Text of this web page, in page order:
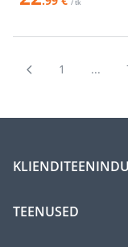
/ tk
1 ...
TEENUSED